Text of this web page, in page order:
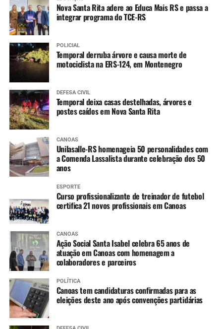
Nova Santa Rita adere ao Educa Mais RS e passa a
integrar programa do TCE-RS
POLICIAL
Temporal derruba árvore e causa morte de
motociclista na ERS-124, em Montenegro
DEFESA CIVIL
Temporal deixa casas destelhadas, árvores e
postes caídos em Nova Santa Rita
CANOAS
Unilasalle-RS homenageia 50 personalidades com
a Comenda Lassalista durante celebração dos 50
anos
ESPORTE
Curso profissionalizante de treinador de futebol
certifica 21 novos profissionais em Canoas
CANOAS
Ação Social Santa Isabel celebra 65 anos de
atuação em Canoas com homenagem a
colaboradores e parceiros
POLÍTICA
Canoas tem candidaturas confirmadas para as
eleições deste ano após convenções partidárias